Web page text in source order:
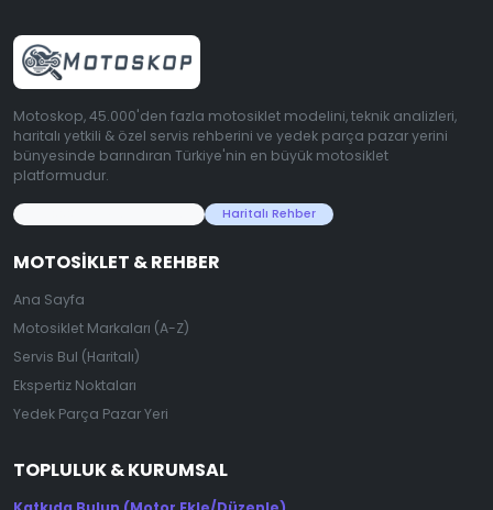
Motoskop, 45.000'den fazla motosiklet modelini, teknik analizleri,
haritalı yetkili & özel servis rehberini ve yedek parça pazar yerini
bünyesinde barındıran Türkiye'nin en büyük motosiklet
platformudur.
Haritalı Rehber
MOTOSIKLET & REHBER
Ana Sayfa
Motosiklet Markaları (A-Z)
Servis Bul (Haritalı)
Ekspertiz Noktaları
Yedek Parça Pazar Yeri
TOPLULUK & KURUMSAL